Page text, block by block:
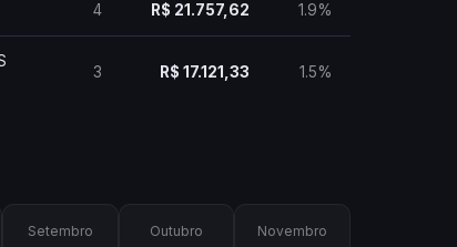
4 R$ 21.757,62 1.9%
3 R$ 17.121,33 1.5%
Setembro Outubro Novembro